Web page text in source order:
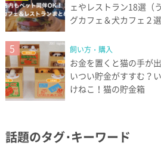
ェやレストラン18選（
グカフェ＆犬カフェ２選
5 飼い方・購入
お金を置くと猫の手が
いつい貯金がすすむ？
けねこ！猫の貯金箱
話題のタグ･キーワード